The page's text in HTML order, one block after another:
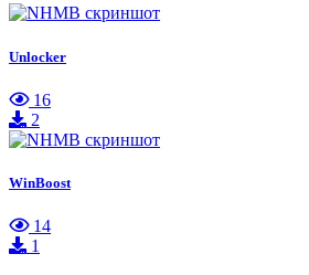
Unlocker
16
2
WinBoost
14
1